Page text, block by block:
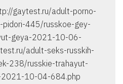
gaytest.ru/adult-porno-
pidori-445/russkoe-gey-
geya-2021-10-06-
adult-seks-russkih-
238/russkie-trahayut-
2021-10-04-684.php